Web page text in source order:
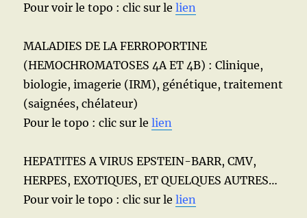
Pour voir le topo : clic sur lelien
MALADIES DE LA FERROPORTINE
(HEMOCHROMATOSES 4A ET 4B) : Clinique,
biologie, imagerie (IRM), génétique, traitement
(saignées, chélateur)
Pour le topo : clic sur lelien
HEPATITES A VIRUS EPSTEIN-BARR, CMV,
HERPES, EXOTIQUES, ET QUELQUES AUTRES…
Pour voir le topo : clic sur lelien